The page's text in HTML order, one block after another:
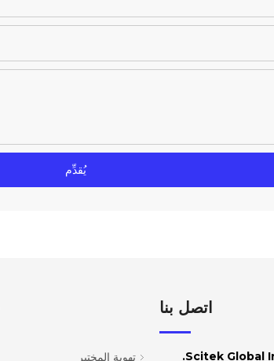
يُقدِّم
تهوية المختبر
اتصل بنا